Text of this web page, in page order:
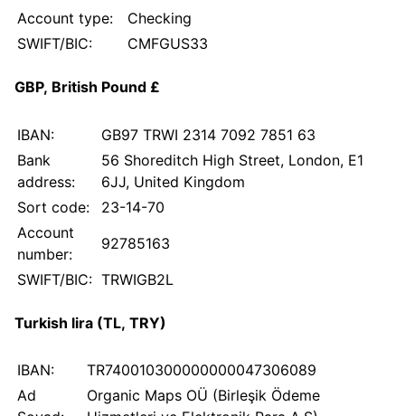
Account type:
Checking
SWIFT/BIC:
CMFGUS33
GBP, British Pound £
IBAN:
GB97 TRWI 2314 7092 7851 63
Bank
address:
56 Shoreditch High Street, London, E1
6JJ, United Kingdom
Sort code:
23-14-70
Account
number:
92785163
SWIFT/BIC: TRWIGB2L
Turkish lira (TL, TRY)
IBAN:
TR740010300000000047306089
Ad
Organic Maps OÜ (Birleşik Ödeme